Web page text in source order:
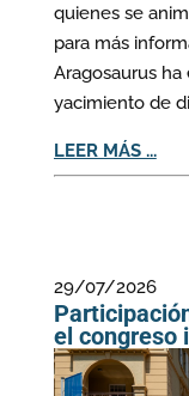
quienes se
para más
Aragosaurus
yacimiento de
LEER MÁS ...
29/07/2026
el congreso